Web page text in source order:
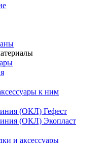
к ним
(ОКЛ) Гефест
(ОКЛ) Экопласт
и аксессуары